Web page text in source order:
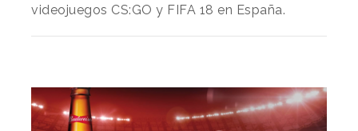
videojuegos CS:GO y FIFA 18 en España.